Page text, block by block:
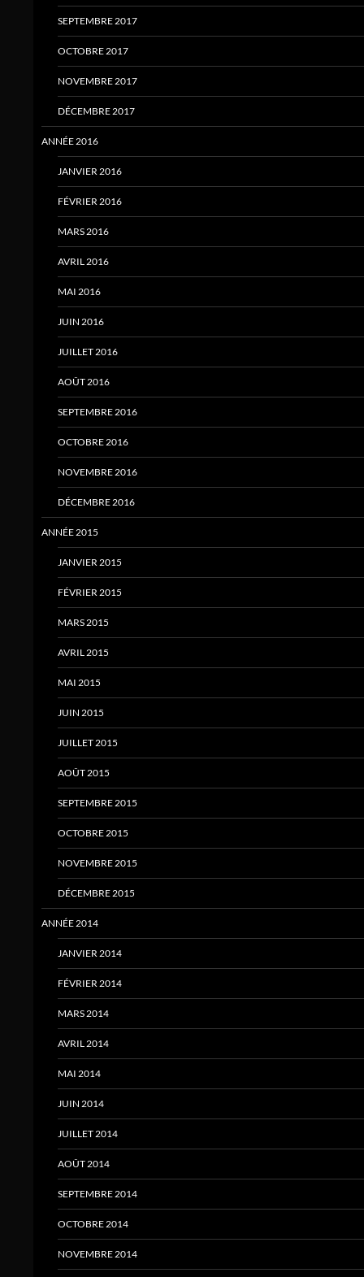
SEPTEMBRE 2017
OCTOBRE 2017
NOVEMBRE 2017
DÉCEMBRE 2017
ANNÉE 2016
JANVIER 2016
FÉVRIER 2016
MARS 2016
AVRIL 2016
MAI 2016
JUIN 2016
JUILLET 2016
AOÛT 2016
SEPTEMBRE 2016
OCTOBRE 2016
NOVEMBRE 2016
DÉCEMBRE 2016
ANNÉE 2015
JANVIER 2015
FÉVRIER 2015
MARS 2015
AVRIL 2015
MAI 2015
JUIN 2015
JUILLET 2015
AOÛT 2015
SEPTEMBRE 2015
OCTOBRE 2015
NOVEMBRE 2015
DÉCEMBRE 2015
ANNÉE 2014
JANVIER 2014
FÉVRIER 2014
MARS 2014
AVRIL 2014
MAI 2014
JUIN 2014
JUILLET 2014
AOÛT 2014
SEPTEMBRE 2014
OCTOBRE 2014
NOVEMBRE 2014